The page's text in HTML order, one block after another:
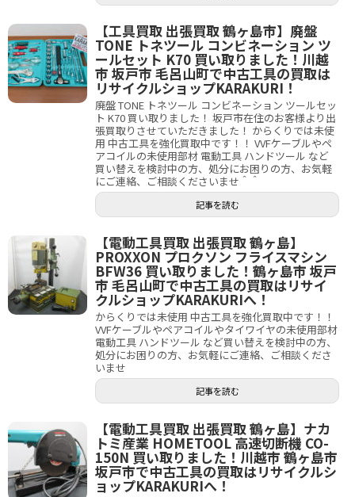
【工具買取 出張買取 鶴ヶ島市】廃盤
TONE トネツール コンビネーション ツ
ールセット K70 買い取りました！川越
市 坂戸市 毛呂山町で中古工具の買取は
リサイクルショップKARAKURI！
廃盤 TONE トネツール コンビネーション ツールセッ
ト K70 買い取りました！ 坂戸市在住のお客様より出
張買取りさせていただきました！ からくりでは未使
用 中古工具を強化買取中です！！ VVFケーブルやペ
アコイルの未使用部材 電動工具 ハンドツール など
買い替えを検討中の方、処分にお困りの方、お気軽
にご連絡、ご相談くださいませ＾＾
記事を読む
【電動工具買取 出張買取 鶴ヶ島】
PROXXON プロクソン フライスマシン
BFW36 買い取りました！鶴ヶ島市 坂戸
市 毛呂山町で中古工具の買取はリサイ
クルショップKARAKURIへ！
からくりでは未使用 中古工具を強化買取中です！！
VVFケーブルやペアコイルやタイワイヤの未使用部材
電動工具 ハンドツール など買い替えを検討中の方、
処分にお困りの方、お気軽にご連絡、ご相談くださ
いませ
記事を読む
【電動工具買取 出張買取 鶴ヶ島】ナカ
トミ産業 HOMETOOL 高速切断機 CO-
150N 買い取りました！川越市 鶴ヶ島市
坂戸市で中古工具の買取はリサイクルシ
ョップKARAKURIへ！